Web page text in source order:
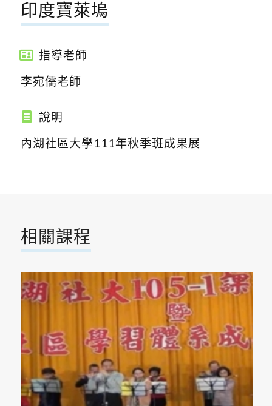
印度寶萊塢
指導老師
李宛儒老師
說明
內湖社區大學111年秋季班成果展
相關課程